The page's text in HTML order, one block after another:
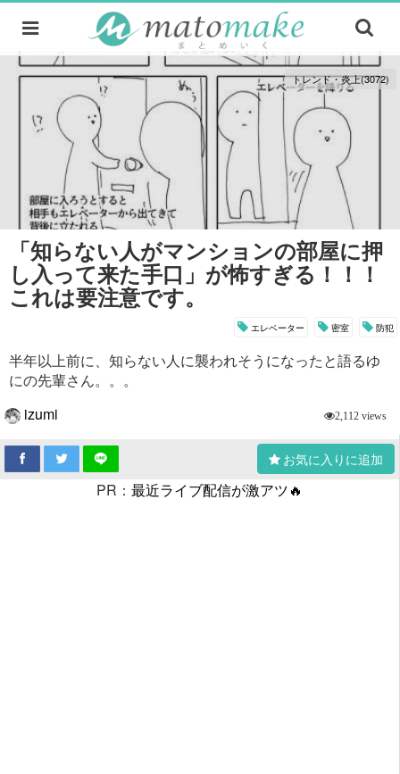
トレンド・炎上(3072)
「知らない人がマンションの部屋に押
し入って来た手口」が怖すぎる！！！
これは要注意です。
エレベーター 密室 防犯
半年以上前に、知らない人に襲われそうになったと語るゆ
にの先輩さん。。。
izumi
2,112 views
お気に入りに追加
PR： 最近ライブ配信が激アツ🔥